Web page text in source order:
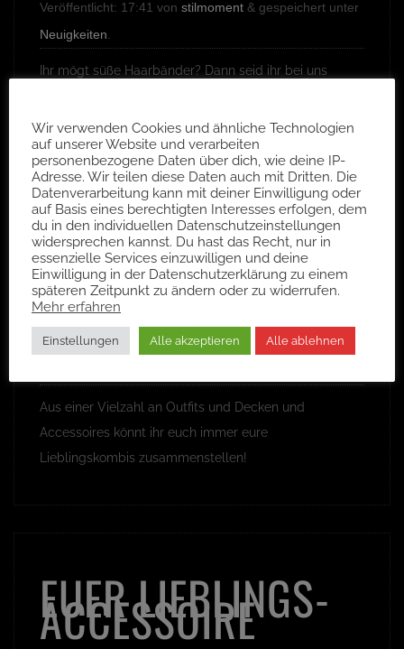
Veröffentlicht: 17:41 von stilmoment & gespeichert unter
Neuigkeiten
Ihr mögt süße Haarbänder? Dann seid ihr bei uns
DECKEN UND
ACCESSOIRES
Veröffentlicht: 17:46vonstilmoment
gespeichert unter
Aus einer Vielzahl an Outfits und Decken und
Accessoires könnt ihr euch immer eure
Lieblingskombis zusammenstellen!
EUER LIEBLINGS-
ACCESSOIRE
Wir verwenden Cookies und ähnliche Technologien
auf unserer Website und verarbeiten
personenbezogene Daten über dich, wie deine IP-
Adresse. Wir teilen diese Daten auch mit Dritten. Die
Datenverarbeitung kann mit deiner Einwilligung oder
auf Basis eines berechtigten Interesses erfolgen, dem
du in den individuellen Datenschutzeinstellungen
widersprechen kannst. Du hast das Recht, nur in
essenzielle Services einzuwilligen und deine
Einwilligung in der Datenschutzerklärung zu einem
späteren Zeitpunkt zu ändern oder zu widerrufen.
Mehr erfahren
Einstellungen Alle akzeptieren Alle ablehnen